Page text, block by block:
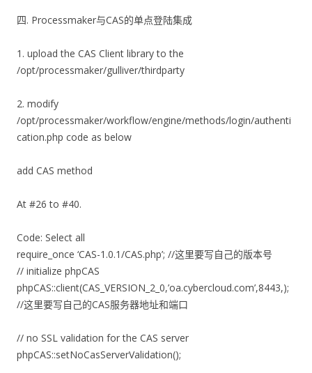
四. Processmaker与CAS的单点登陆集成
1. upload the CAS Client library to the
/opt/processmaker/gulliver/thirdparty
2. modify
/opt/processmaker/workflow/engine/methods/login/authenti
cation.php code as below
add CAS method
At #26 to #40.
Code: Select all
require_once ‘CAS-1.0.1/CAS.php’; //这里要写自己的版本号
// initialize phpCAS
phpCAS::client(CAS_VERSION_2_0,’oa.cybercloud.com’,8443,);
//这里要写自己的CAS服务器地址和端口
// no SSL validation for the CAS server
phpCAS::setNoCasServerValidation();